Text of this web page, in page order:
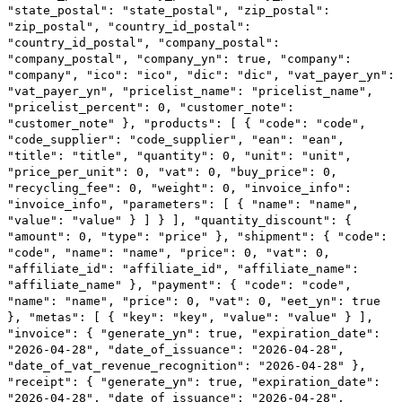
"state_postal": "state_postal",
"zip_postal":
"zip_postal",
"country_id_postal":
"country_id_postal",
"company_postal":
"company_postal",
"company_yn": true,
"company":
"company",
"ico": "ico", "dic": "dic",
"vat_payer_yn":
"vat_payer_yn",
"pricelist_name": "pricelist_name",
"pricelist_percent": 0,
"customer_note":
"customer_note"
}, "products": [ {
"code": "code",
"code_supplier": "code_supplier",
"ean": "ean",
"title": "title",
"quantity": 0,
"unit": "unit",
"price_per_unit": 0,
"vat": 0,
"buy_price": 0,
"recycling_fee": 0,
"weight": 0,
"invoice_info":
"invoice_info",
"parameters": [ {
"name": "name",
"value": "value"
} } ],
"quantity_discount": {
"amount": 0,
"type": "price" }, "shipment": {
"code":
"code",
"name": "name", "price": 0,
"vat": 0,
"affiliate_id": "affiliate_id",
"affiliate_name":
"affiliate_name"
}, "payment": {
"code": "code",
"name": "name",
"price": 0, "vat": 0,
"eet_yn": true
},
"metas": [ { "key": "key", "value": "value" }
],
"invoice": {
"generate_yn": true,
"expiration_date":
"2026-04-28",
"date_of_issuance": "2026-04-28",
"date_of_vat_revenue_recognition": "2026-04-28"
},
"receipt": {
"generate_yn": true,
"expiration_date":
"2026-04-28",
"date_of_issuance": "2026-04-28",